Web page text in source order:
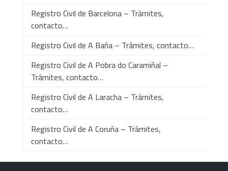
Registro Civil de Barcelona – Trámites,
contacto…
Registro Civil de A Baña – Trámites, contacto…
Registro Civil de A Pobra do Caramiñal –
Trámites, contacto…
Registro Civil de A Laracha – Trámites,
contacto…
Registro Civil de A Coruña – Trámites,
contacto…